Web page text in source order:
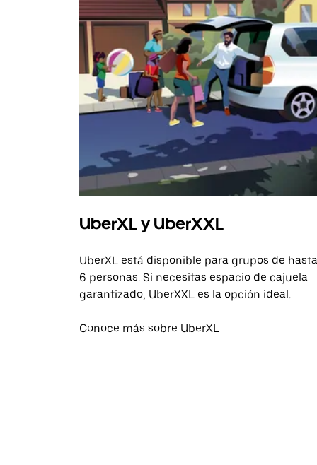
UberXL y UberXXL
UberXL está disponible para grupos de hasta
6 personas. Si necesitas espacio de cajuela
garantizado, UberXXL es la opción ideal.
Conoce más sobre UberXL